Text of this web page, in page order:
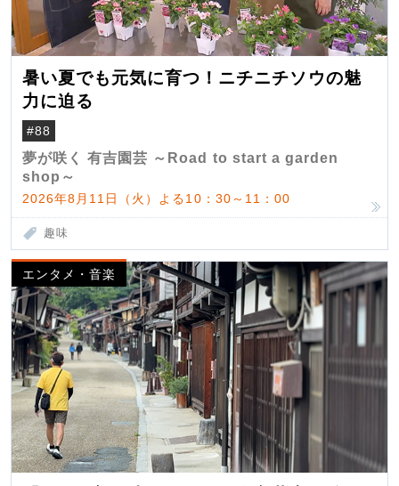
暑い夏でも元気に育つ！ニチニチソウの魅
力に迫る
#88
夢が咲く 有吉園芸 ～Road to start a garden
shop～
2026年8月11日（火）よる10：30～11：00
趣味
エンタメ・音楽